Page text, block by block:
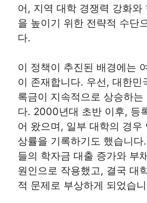
어, 지역 대학 경쟁력 강화와
을 높이기 위한 전략적 수단
다.
이 정책이 추진된 배경에는
이 존재합니다. 우선, 대한민
록금이 지속적으로 상승하
다. 2000년대 초반 이후, 등
어 왔으며, 일부 대학의 경우
상률을 기록하기도 했습니
들의 학자금 대출 증가와 부
원인으로 작용했고, 결국 대
적 문제로 부상하게 되었습